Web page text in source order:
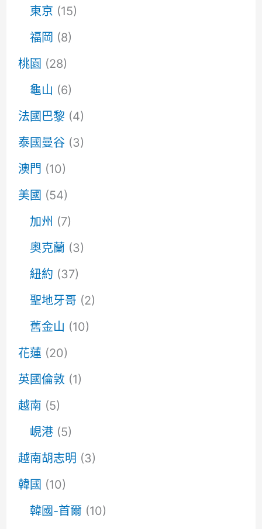
東京 (15)
福岡 (8)
桃園 (28)
龜山 (6)
法國巴黎 (4)
泰國曼谷 (3)
澳門 (10)
美國 (54)
加州 (7)
奧克蘭 (3)
紐約 (37)
聖地牙哥 (2)
舊金山 (10)
花蓮 (20)
英國倫敦 (1)
越南 (5)
峴港(5)
越南胡志明 (3)
韓國 (10)
韓國-首爾 (10)